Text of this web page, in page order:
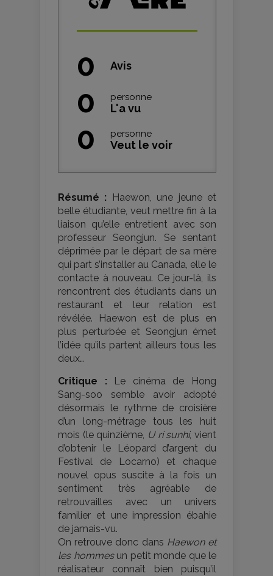
0 Avis
0 personne
L'a vu
0 personne
Veut le voir
Résumé : Haewon, une jeune et
belle étudiante, veut mettre fin à la
liaison qu’elle entretient avec son
professeur Seongjun. Se sentant
déprimée par le départ de sa mère
qui part s’installer au Canada, elle le
contacte à nouveau. Ce jour-là, ils
rencontrent des étudiants dans un
restaurant et leur relation est
révélée. Haewon est de plus en
plus perturbée et Seongjun émet
l’idée qu’ils partent ailleurs tous les
deux…
Critique : Le cinéma de Hong
Sang-soo semble avoir adopté
désormais le rythme de croisière
d’un long-métrage tous les huit
mois (le quinzième, U ri sunhi, vient
d’obtenir le Léopard d’argent du
Festival de Locarno) et chaque
nouvel opus suscite à la fois un
sentiment très agréable de
retrouvailles avec un univers
familier et une impression ébahie
de jamais-vu.
On retrouve donc dans Haewon et
les hommesun petit monde que le
réalisateur connaît bien puisqu’il